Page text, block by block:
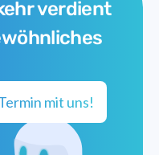
verdient
mit uns!